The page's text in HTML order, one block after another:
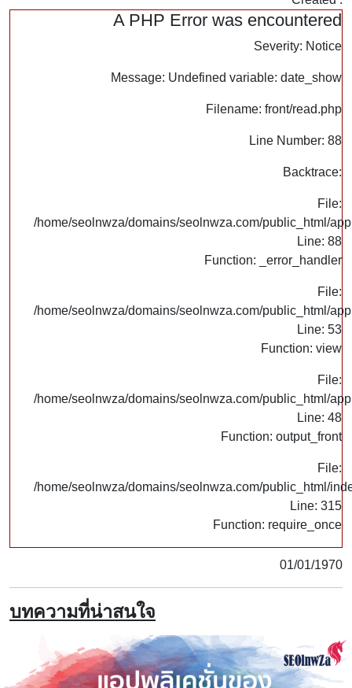
A PHP Error was encountered
Severity: Notice
Message: Undefined variable: date_show
Filename: front/read.php
Line Number: 88
Backtrace:
File:
/home/seolnwza/domains/seolnwza.com/public_html/
Line: 88
Function: _error_handler
File:
/home/seolnwza/domains/seolnwza.com/public_html/
Line: 53
Function: view
File:
/home/seolnwza/domains/seolnwza.com/public_html/
Line: 48
Function: output_front
File:
/home/seolnwza/domains/seolnwza.com/public_html/
Line: 315
Function: require_once
01/01/1970
บทความที่น่าสนใจ